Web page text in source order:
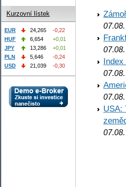
USA:
Kurzovní lístek
EUR 24,265
-0,22
HUF
6,654
+0,01
JPY
13,286
+0,01
PLN
5,646
-0,24
USD
21,039 -0,30